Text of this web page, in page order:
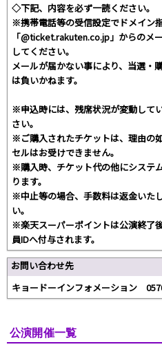
◇下記、内容を必ず一読ください。
※携帯電話等の受信設定でドメイン
「@ticket.rakuten.co.jp」からのメ
してください。
メールが届かない事により、当選・
は負いかねます。
※申込時には、残席状況が変動して
さい。
※ご購入されたチケットは、理由の
セルはお受けできません。
※購入時、チケット代の他にシステ
ります。
※中止等の場合、手数料は返金いた
い。
※楽天スーパーポイントは公演終了
員IDへ付与されます。
お問い合わせ先
キョードーインフォメーション
公演開催一覧